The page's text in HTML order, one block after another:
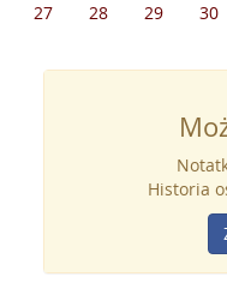
27
28 29 30
Historia